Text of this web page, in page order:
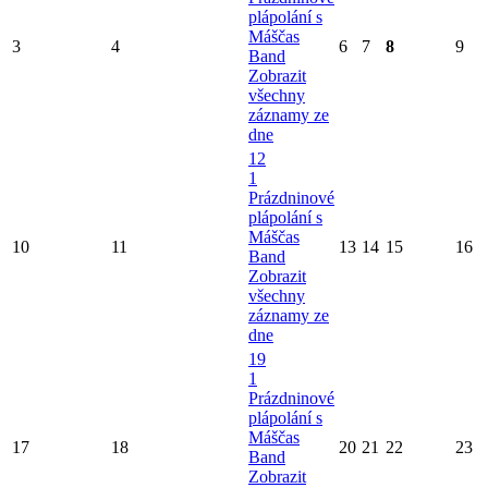
3 4
plápolání s
Máščas
Band
Zobrazit
všechny
záznamy ze
dne
6 7 8 9
10 11
12
1
Prázdninové
plápolání s
Máščas
Band
Zobrazit
všechny
záznamy ze
dne
13 14 15 16
17 18
19
1
Prázdninové
plápolání s
Máščas
Band
Zobrazit
20 21 22 23